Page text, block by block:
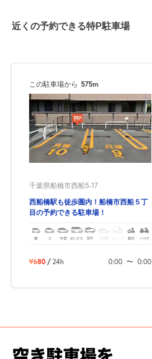
近くの予約できる特P駐車場
この駐車場から 575m
千葉県船橋市西船5-17
西船橋駅も徒歩圏内！船橋市西船５丁
目の予約できる駐車場！
軽 コ 中型 ボックス SUV トラック 原付 バイク
¥680 / 24h 0:00 〜 0:00